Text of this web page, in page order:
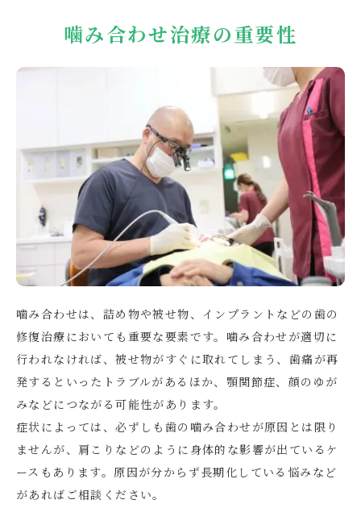
噛み合わせ治療の重要性
噛み合わせは、詰め物や被せ物、インプラントなどの歯の
修復治療においても重要な要素です。噛み合わせが適切に
行われなければ、被せ物がすぐに取れてしまう、歯痛が再
発するといったトラブルがあるほか、顎関節症、顔のゆが
みなどにつながる可能性があります。
症状によっては、必ずしも歯の噛み合わせが原因とは限り
ませんが、肩こりなどのように身体的な影響が出ているケ
ースもあります。原因が分からず長期化している悩みなど
があればご相談ください。